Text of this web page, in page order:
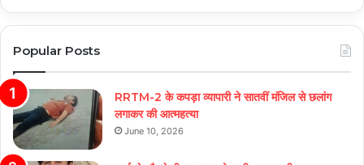
Popular Posts
RRTM-2 के कपड़ा व्यापारी ने सातवीं मंजिल से छलांग
लगाकर की आत्महत्या
June 10, 2026